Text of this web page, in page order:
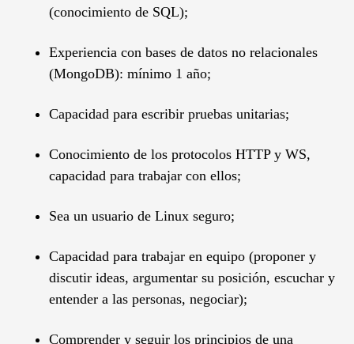
(conocimiento de SQL);
Experiencia con bases de datos no relacionales
(MongoDB): mínimo 1 año;
Capacidad para escribir pruebas unitarias;
Conocimiento de los protocolos HTTP y WS,
capacidad para trabajar con ellos;
Sea un usuario de Linux seguro;
Capacidad para trabajar en equipo (proponer y
discutir ideas, argumentar su posición, escuchar y
entender a las personas, negociar);
Comprender y seguir los principios de una